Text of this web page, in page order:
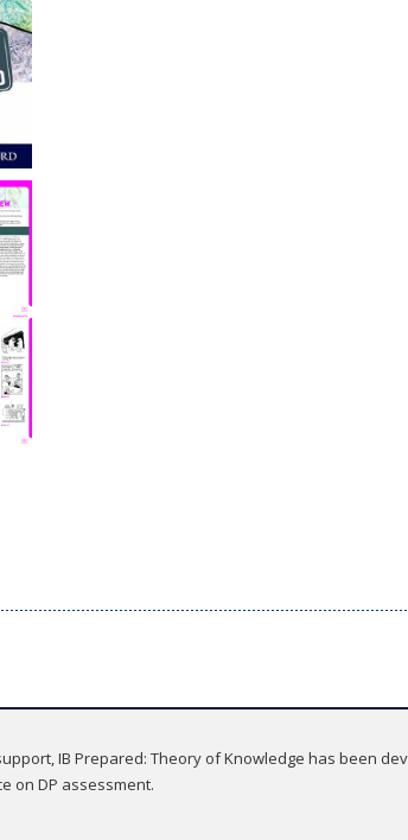
IB Prepared: Theory of Knowledge has been
on DP assessment.